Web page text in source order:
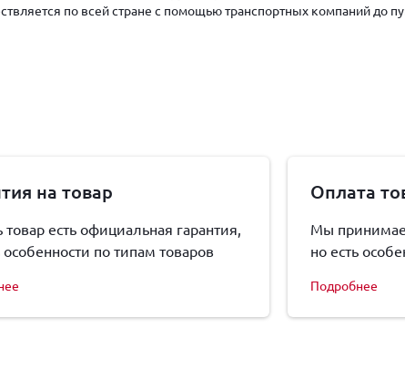
по всей стране с помощью транспортных компаний до
на товар
товар есть официальная гарантия,
особенности по типам товаров
Оплата
Мы
но есть
Подробнее